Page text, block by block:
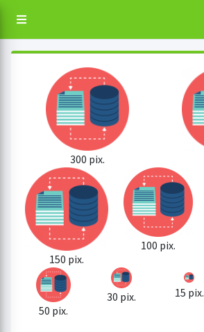
300 pix.
150 pix.
100 pix.
50 pix.
30 pix. 15 pix.